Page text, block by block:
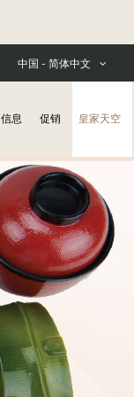
中国 - 简体中文
信息 促销 皇家天空